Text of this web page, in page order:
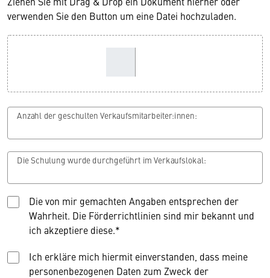
verwenden Sie den Button um eine Datei hochzuladen.
Anzahl der geschulten Verkaufsmitarbeiter:innen:
Die Schulung wurde durchgeführt im Verkaufslokal:
Die von mir gemachten Angaben entsprechen der
Wahrheit. Die Förderrichtlinien sind mir bekannt und
ich akzeptiere diese.*
Ich erkläre mich hiermit einverstanden, dass meine
personenbezogenen Daten zum Zweck der